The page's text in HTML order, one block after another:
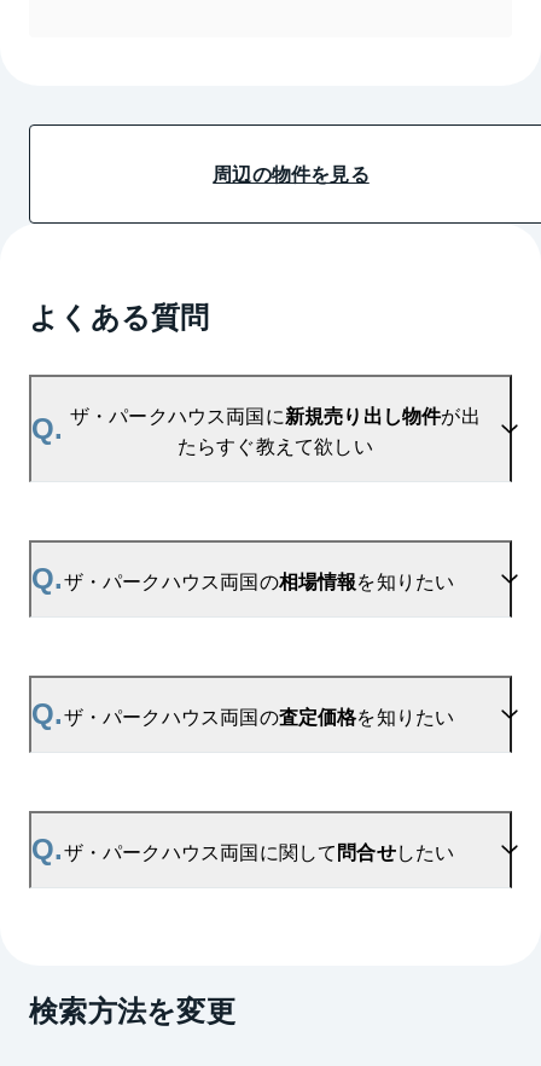
周辺の物件を見る
よくある質問
Q. ザ・パークハウス両国に新規売り出し物件が出
たらすぐ教えて欲しい
A.当サイトには、「売り出されたら教えて」リクエス
ト機能がございます。お気に入りのマンションをご
Q.ザ・パークハウス両国の相場情報を知りたい
A.参考相場価格、参考相場賃料を掲載しております。
ザ・パークハウス両国の過去の販売事例や、周辺の
Q.ザ・パークハウス両国の査定価格を知りたい
A.ザ・パークハウス両国の無料売却査定は
お問い合わせフォームよりお問い合わせください。
Q.ザ・パークハウス両国に関して 問合せしたい
賃貸に関するお問い合わせは、
検索方法を変更